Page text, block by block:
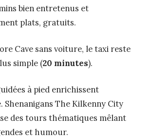
bien entretenus et
plats, gratuits.
Cave sans voiture, le taxi reste
simple (20 minutes).
à pied enrichissent
Shenanigans The Kilkenny City
des tours thématiques mêlant
et humour.